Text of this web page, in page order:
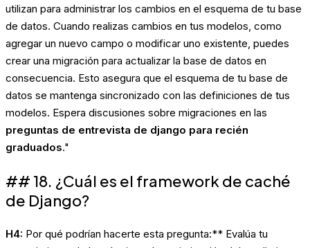
utilizan para administrar los cambios en el esquema de tu base
de datos. Cuando realizas cambios en tus modelos, como
agregar un nuevo campo o modificar uno existente, puedes
crear una migración para actualizar la base de datos en
consecuencia. Esto asegura que el esquema de tu base de
datos se mantenga sincronizado con las definiciones de tus
modelos. Espera discusiones sobre migraciones en las
preguntas de entrevista de django para recién
graduados."
## 18. ¿Cuál es el framework de caché
de Django?
H4: Por qué podrían hacerte esta pregunta:** Evalúa tu